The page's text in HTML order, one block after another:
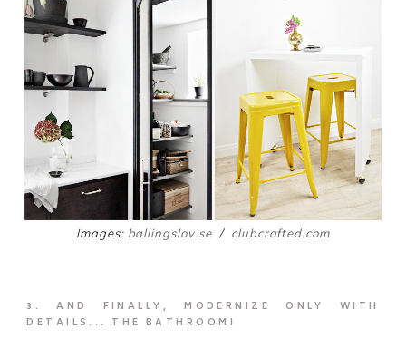
Images: ballingslov.se/ clubcrafted.com
3. AND FINALLY, MODERNIZE ONLY WITH
DETAILS... THE BATHROOM!